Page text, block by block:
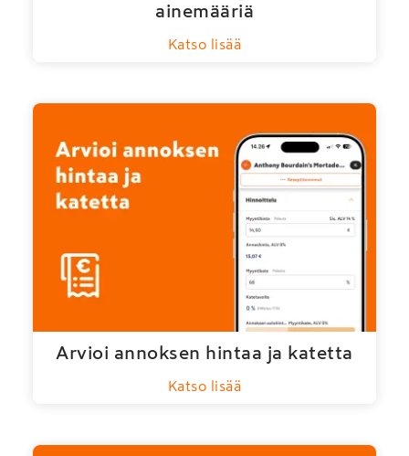
ainemääriä
Katso lisää
Arvioi annoksen hintaa ja katetta
Katso lisää